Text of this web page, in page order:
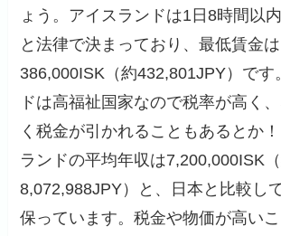
ょう。アイスランドは1日8時間以
と法律で決まっており、最低賃金は
386,000ISK（約432,801JPY）です
ドは高福祉国家なので税率が高く
く税金が引かれることもあるとか
ランドの平均年収は7,200,000ISK
8,072,988JPY）と、日本と比較し
保っています。税金や物価が高い